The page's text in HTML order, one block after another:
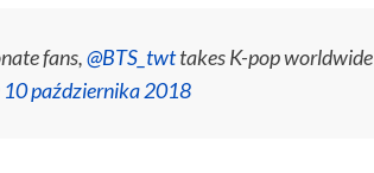
fans,@BTS_twttakes K-pop worldwide
10 października 2018